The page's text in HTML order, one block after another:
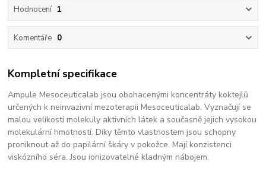
Hodnocení 1
Komentáře 0
Kompletní specifikace
Ampule Mesoceuticalab jsou obohacenými koncentráty koktejlů
určených k neinvazivní mezoterapii Mesoceuticalab. Vyznačují se
malou velikostí molekuly aktivních látek a současně jejich vysokou
molekulární hmotností. Díky těmto vlastnostem jsou schopny
proniknout až do papilární škáry v pokožce. Mají konzistenci
viskózního séra. Jsou ionizovatelné kladným nábojem.